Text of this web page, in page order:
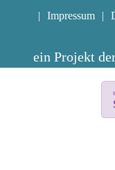
Impressum
ein Projekt